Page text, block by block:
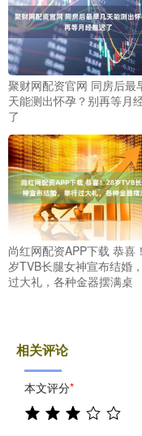
聚财网配资官网 同房后最
天能测出怀孕？别再等月
了
尚红网配资APP下载 恭喜
岁TVB长腿女神宣布结婚
过大礼，各种金器摆满桌
相关评论
本文评分*